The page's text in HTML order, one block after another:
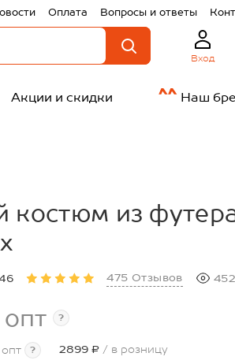
Оплата Вопросы и ответы
Вход
Акции и скидки Наш
костюм из
475 Отзывов
?
? 2899 ₽ / в розницу